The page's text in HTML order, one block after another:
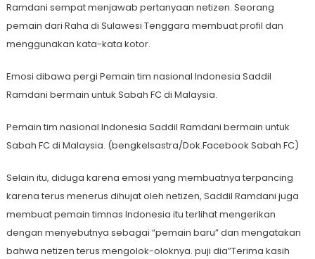
Ramdani sempat menjawab pertanyaan netizen. Seorang
pemain dari Raha di Sulawesi Tenggara membuat profil dan
menggunakan kata-kata kotor.
Emosi dibawa pergi Pemain tim nasional Indonesia Saddil
Ramdani bermain untuk Sabah FC di Malaysia.
Pemain tim nasional Indonesia Saddil Ramdani bermain untuk
Sabah FC di Malaysia. (bengkelsastra/Dok.Facebook Sabah FC)
Selain itu, diduga karena emosi yang membuatnya terpancing
karena terus menerus dihujat oleh netizen, Saddil Ramdani juga
membuat pemain timnas Indonesia itu terlihat mengerikan
dengan menyebutnya sebagai “pemain baru” dan mengatakan
bahwa netizen terus mengolok-oloknya. puji dia”Terima kasih